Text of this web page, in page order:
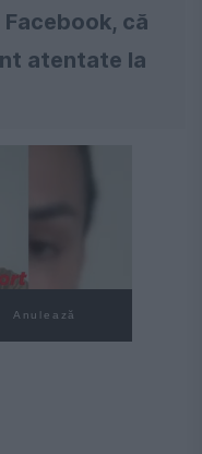
că
atentate la
Anulează